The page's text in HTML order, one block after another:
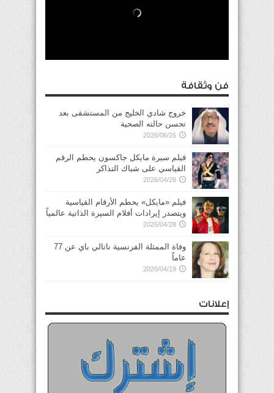
فن وثقافة
خروج شادي الخليج من المستشفى بعد
تحسن حالته الصحية
2026/06/26
فيلم سيرة مايكل جاكسون يحطم الرقم
القياسي على شباك التذاكر
2026/04/28
فيلم «مايكل» يحطم الأرقام القياسية
ويتصدر إيرادات أفلام السيرة الذاتية عالمياً
2026/04/28
وفاة الممثلة الفرنسية ناتالي باي عن 77
عاماً
2026/04/19
إعلانات